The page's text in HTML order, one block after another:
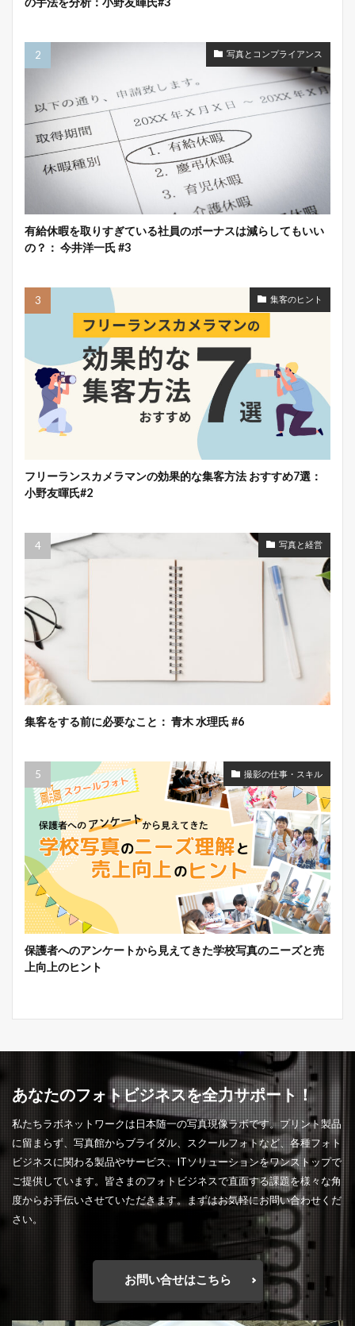
写真とコンプライアンス
有給休暇を取りすぎている社員のボーナスは減らしてもいい
の？： 今井洋一氏 #3
集客のヒント
フリーランスカメラマンの効果的な集客方法 おすすめ7選：
小野友暉氏#2
写真と経営
集客をする前に必要なこと： 青木 水理氏 #6
撮影の仕事・スキル
保護者へのアンケートから見えてきた学校写真のニーズと売
上向上のヒント
あなたのフォトビジネスを全力サポート！
私たちラボネットワークは日本随一の写真現像ラボです。プリント製品
に留まらず、写真館からブライダル、スクールフォトなど、各種フォト
ビジネスに関わる製品やサービス、ITソリューションをワンストップで
ご提供しています。皆さまのフォトビジネスで直面する課題を様々な角
度からお手伝いさせていただきます。まずはお気軽にお問い合わせくだ
さい。
お問い合せはこちら